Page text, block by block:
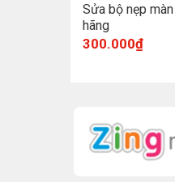
Sửa bộ nẹp
hãng
300.000₫